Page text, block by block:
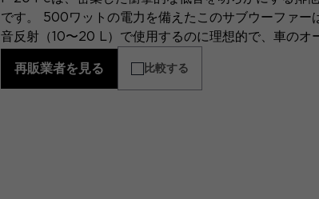
です。 500ワットの電力を備えたこのサブウーファー
音反射（10〜20 L）で使用するのに理想的で、車のオ
再販業者を見る 比較する